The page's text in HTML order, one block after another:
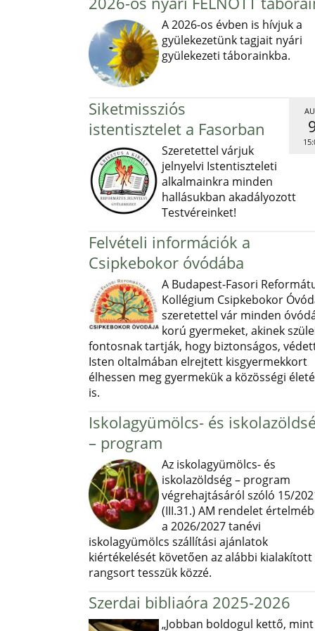
A 2026-os évben is hívjuk a
gyülekezetünk tagjait nyári
gyülekezeti táborainkba.
Siketmissziós
istentisztelet a Fasorban
Szeretettel várjuk
jelnyelvi Istentiszteleti
alkalmainkra minden
hallásukban akadályozott
Testvéreinket!
Felvételi információk a
Csipkebokor óvódába
A Budapest-Fasori
Kollégium Csipkebokor
szeretettel vár minden
korú gyermeket, akinek
fontosnak tartják, hogy biztonságos,
Isten oltalmában elrejtett kisgyermekkort
élhessen meg gyermekük a közösségi
is.
Iskolagyümölcs- és
– program
Az iskolagyümölcs- és
iskolazöldség – program
végrehajtásáról szóló 15/
(III.31.) AM rendelet
a 2026/2027 tanévi
iskolagyümölcs szállítási ajánlatok
kiértékelését követően az alábbi kialakított
rangsort tesszük közzé.
Szerdai bibliaóra 2025-2026
„Jobban boldogul kettő, mint